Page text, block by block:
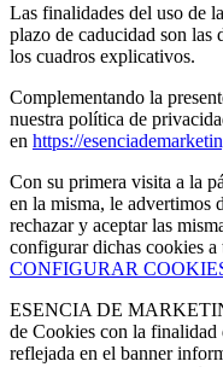
Las finalidades del uso de
plazo de caducidad son las
los cuadros explicativos.
Complementando la
nuestra política de
en https://
Con su primera visita a la
en la misma, le advertimos
rechazar y aceptar las
configurar dichas cookies a
CONFIGURAR
ESENCIA DE
de Cookies con la
reflejada en el banner